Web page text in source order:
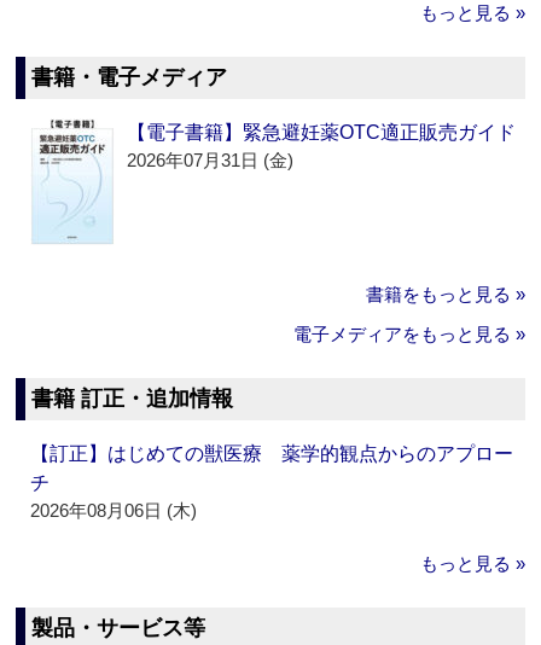
もっと見る »
書籍・電子メディア
【電子書籍】緊急避妊薬OTC適正販売ガイド
2026年07月31日 (金)
書籍をもっと見る »
電子メディアをもっと見る »
書籍 訂正・追加情報
【訂正】はじめての獣医療 薬学的観点からのアプロー
チ
2026年08月06日 (木)
もっと見る »
製品・サービス等